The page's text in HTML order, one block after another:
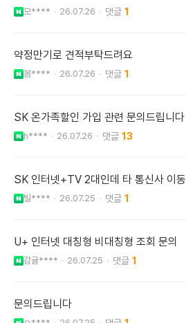
모**** 26.07.26 1
약정만기로 견적부탁드려요
봄**** 26.07.26 1
SK 온가족할인 가입 관련 문의드립니다
h**** 26.07.26 13
SK 인터넷+TV 2대인데 타 통신사 이동
빌**** 26.07.25 1
U+ 인터넷 대칭형 비대칭형 조회 문의
감귤**** 26.07.25 1
문의드립니다